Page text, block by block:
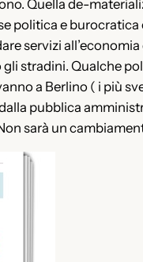
Quella de-
politica e
servizi
stradini. Qualche
a Berlino ( i più
pubblica
sarà un